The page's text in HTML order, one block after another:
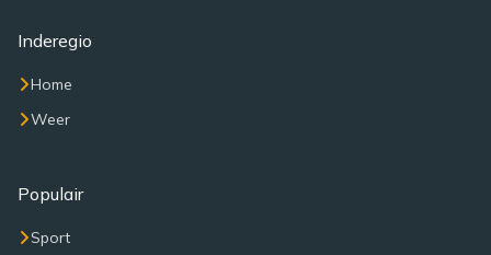
Inderegio
Home
Weer
Populair
Sport